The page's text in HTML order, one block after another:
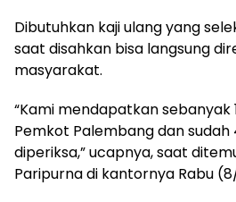
Dibutuhkan kaji ulang yang
saat disahkan bisa langsung
masyarakat.
“Kami mendapatkan sebanyak
Pemkot Palembang dan sudah
diperiksa,” ucapnya, saat
Paripurna di kantornya Rabu